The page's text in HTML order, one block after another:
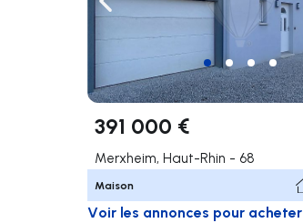
Naviguer vers la gauche
391 000 €
Merxheim, Haut-Rhin - 68
Maison
Voir les annonces pour acheter